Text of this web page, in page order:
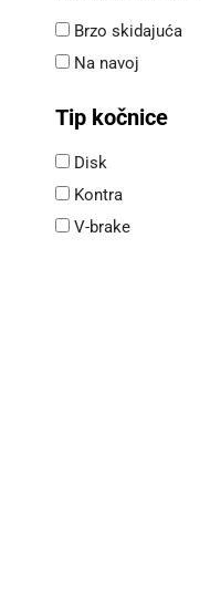
Brzo skidajuća
Na navoj
Tip kočnice
Disk
Kontra
V-brake